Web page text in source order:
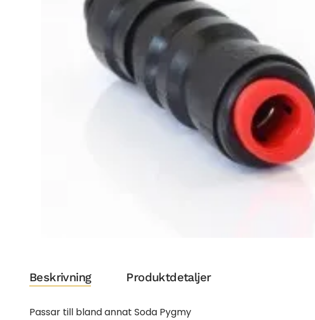
Beskrivning Produktdetaljer
Passar till bland annat Soda Pygmy